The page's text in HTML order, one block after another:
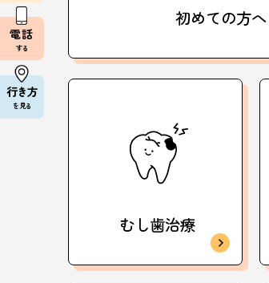
初めての方へ
むし歯治療
電話
する
行き方
を見る